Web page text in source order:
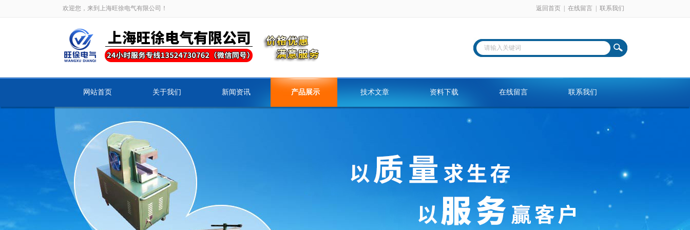
欢迎您，来到上海旺徐电气有限公司！ 返回首页 在线留言 联系我们
网站首页 关于我们 新闻资讯 产品展示 技术文章 资料下载 在线留言 联系我们